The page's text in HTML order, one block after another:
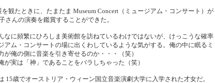
観たときに、たまたま Museum Concert（ミュージアム・コンサート）が
んの演奏を鑑賞することができた。
なに頻繁にひろしま美術館を訪ねているわけではないが、けっこうな確率
アム・コンサートの場に出くわしているような気がする。俺の中に眠るミ
が俺の側に音楽を引き寄せるのか・・・（笑）
が実は「神」であることをバラしちゃった（笑）
15歳でオーストリア・ウィーン国立音楽演劇大学に入学された才女だ。